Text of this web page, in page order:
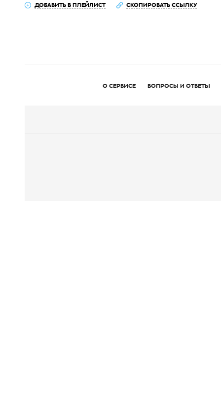
ДОБАВИТЬ В ПЛЕЙЛИСТ СКОПИРОВАТЬ ССЫЛКУ
О СЕРВИСЕ ВОПРОСЫ И ОТВЕТЫ